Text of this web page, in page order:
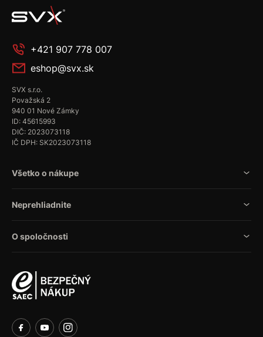
+421 907 778 007
eshop@svx.sk
SVX s.r.o.
Považská 2
940 01 Nové Zámky
ID: 45615993
DIČ: 2023073118
IČ DPH: SK2023073118
Všetko o nákupe
Neprehliadnite
O spoločnosti